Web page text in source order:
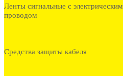
Ленты сигнальные с электрическим
проводом
Средства защиты кабеля